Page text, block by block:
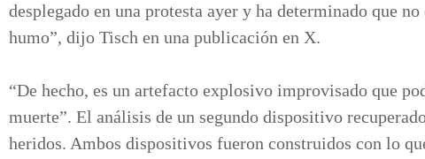
desplegado en una protesta ayer y ha determinado que
humo”, dijo Tisch en una publicación en X.
“De hecho, es un artefacto explosivo improvisado que
muerte”. El análisis de un segundo dispositivo
heridos. Ambos dispositivos fueron construidos con lo